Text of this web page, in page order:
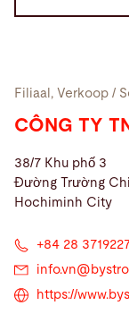
Filiaal, Verkoop /
CÔNG TY
38/7 Khu phố 3
Đường Trường
Hochiminh City
+84 28
info.vn@
https://